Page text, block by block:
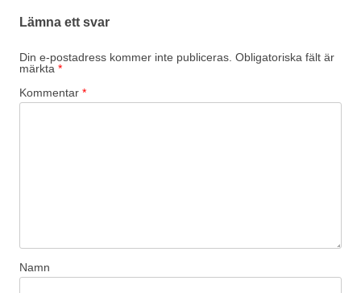
Lämna ett svar
Din e-postadress kommer inte publiceras. Obligatoriska fält är
märkta *
Kommentar *
Namn